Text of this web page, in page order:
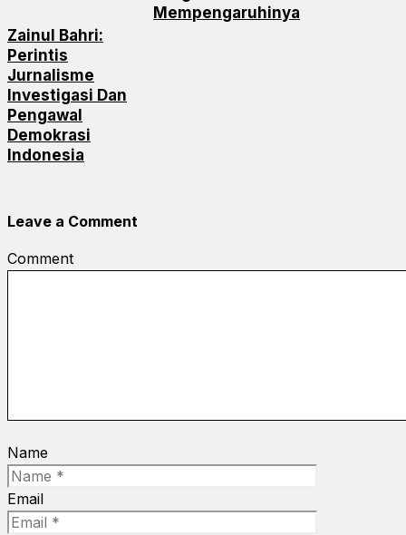
Zainul Bahri:
Perintis
Jurnalisme
Investigasi Dan
Pengawal
Demokrasi
Indonesia
Mempengaruhinya
Leave a Comment
Comment
Name
Email